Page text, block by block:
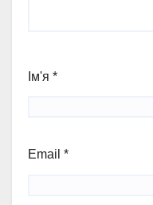
Ім'я *
Email *